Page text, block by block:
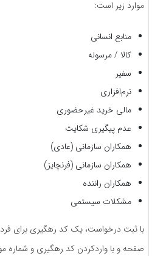
موارد زیر است:
منابع انسانی
کالا / مرسوله
سفیر
نرم‌افزاری
مالی خرید غیرحضوری
عدم پیگیری شکایت
همکاران سازمانی (عادی)
همکاران سازمانی (فرنچایز)
همکاران راننده
مشکلات سیستمی
با ثبت درخواست، یک کد رهگیری برای
صفحه و با واردکردن کد رهگیری و شماره